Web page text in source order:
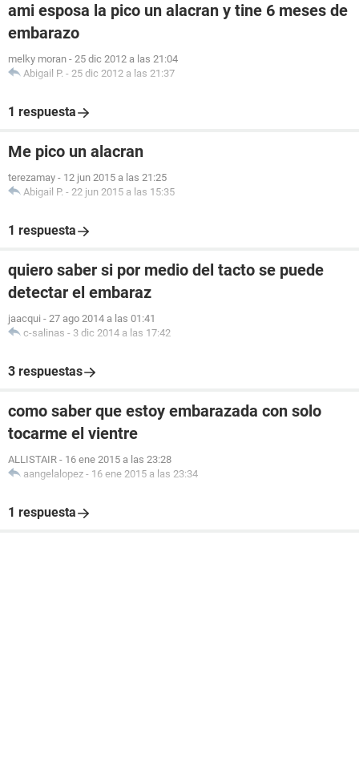
ami esposa la pico un alacran y tine 6 meses de
embarazo
melky moran - 25 dic 2012 a las 21:04
Abigail P. - 25 dic 2012 a las 21:37
1 respuesta
Me pico un alacran
terezamay - 12 jun 2015 a las 21:25
Abigail P. - 22 jun 2015 a las 15:35
1 respuesta
quiero saber si por medio del tacto se puede
detectar el embaraz
jaacqui - 27 ago 2014 a las 01:41
c-salinas - 3 dic 2014 a las 17:42
3 respuestas
como saber que estoy embarazada con solo
tocarme el vientre
ALLISTAIR - 16 ene 2015 a las 23:28
aangelalopez - 16 ene 2015 a las 23:34
1 respuesta